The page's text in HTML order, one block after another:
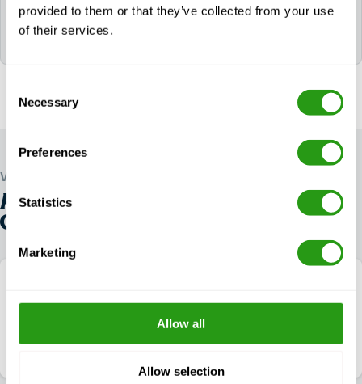
provided to them or that they’ve collected from your use
of their services.
Selection
Necessary
Preferences
Statistics
Marketing
Allow all
Allow selection
van Uitgevallen Voorwerpen ontvangt de deelnemer
het volgende certificaat: Preventie van vallende
WERELDWIJD VERTROUWD
ALLE ANDERE
OSHA E-LEARNING
COURSES
Hour) (USA)
3 Locaties
Cursusdetails
Beschikbaarheid controleren